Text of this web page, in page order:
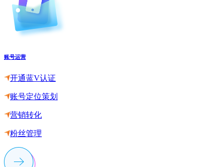
账号运营
开通蓝V认证
账号定位策划
营销转化
粉丝管理